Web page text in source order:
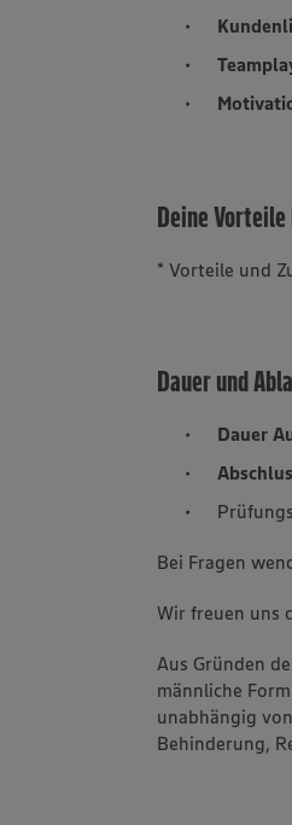
Deine
* Vorteile und
Dauer und
Dauer
Bei Fragen
Wir freuen uns
Aus Gründen
männliche
unabhängig
Behinderung,